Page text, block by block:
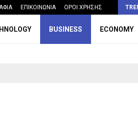
ΕΠΙΚΟΙΝΩΝΙΑ ΟΡΟΙ ΧΡΗΣΗΣ
που θα μπορούσε να…
BUSINESS ECONOMY